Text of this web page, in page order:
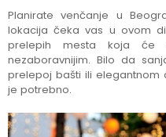
Planirate venčanje u
lokacija čeka vas u ovom
prelepih mesta koja će
nezaboravnijim. Bilo da
prelepoj bašti ili elegantnom
je potrebno.